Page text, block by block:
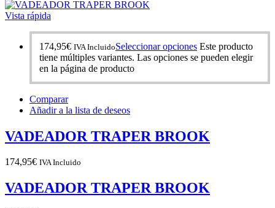
Vista rápida
174,95€ IVA IncluidoSeleccionar opciones Este producto
tiene múltiples variantes. Las opciones se pueden elegir
en la página de producto
Comparar
Añadir a la lista de deseos
VADEADOR TRAPER BROOK
174,95€ IVA Incluido
VADEADOR TRAPER BROOK